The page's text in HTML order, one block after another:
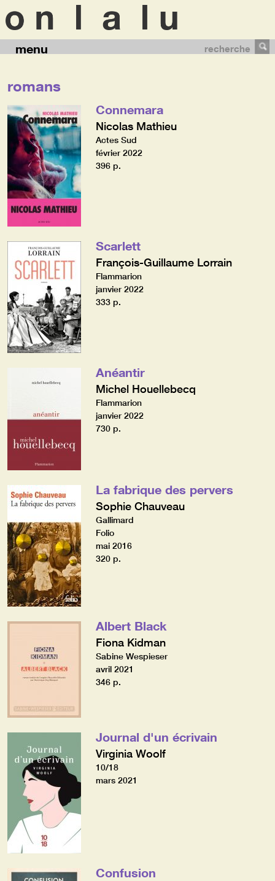
menu recherche
romans
Connemara
Nicolas Mathieu
Actes Sud
février 2022
396 p.
Scarlett
François-Guillaume Lorrain
Flammarion
janvier 2022
333 p.
Anéantir
Michel Houellebecq
Flammarion
janvier 2022
730 p.
La fabrique des pervers
Sophie Chauveau
Gallimard
Folio
mai 2016
320 p.
Albert Black
Fiona Kidman
Sabine Wespieser
avril 2021
346 p.
Journal d'un écrivain
Virginia Woolf
10/18
mars 2021
Confusion